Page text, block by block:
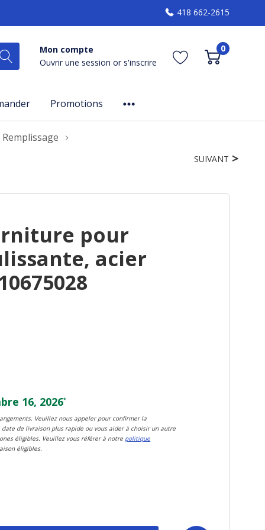
418 662-2615
Mon compte
Ouvrir une session or s'inscrire
0
Promotions
SUIVANT
pour
acier
16, 2026*
Veuillez nous appeler pour confirmer la
de livraison plus rapide ou vous aider à choisir un autre
éligibles. Veuillez vous référer à notre politique
éligibles.